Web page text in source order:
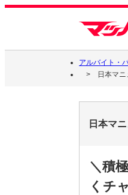
アルバイト・
日本マ
日本マ
＼積
くチ